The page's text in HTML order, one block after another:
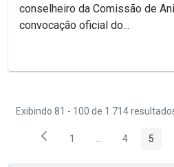
conselheiro da Comissão de
convocação oficial do...
Exibindo 81 - 100 de 1.714
Página
1 ...PáginasPágina
4 5